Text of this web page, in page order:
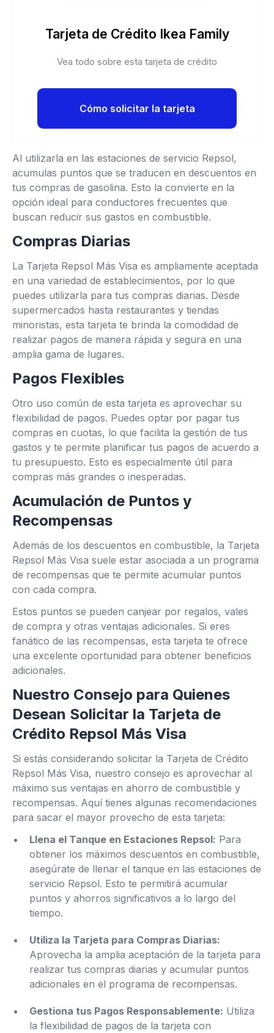
Tarjeta de Crédito Ikea Family
Vea todo sobre esta tarjeta de crédito
Cómo solicitar la tarjeta
Al utilizarla en las estaciones de servicio Repsol,
acumulas puntos que se traducen en descuentos en
tus compras de gasolina. Esto la convierte en la
opción ideal para conductores frecuentes que
buscan reducir sus gastos en combustible.
Compras Diarias
La Tarjeta Repsol Más Visa es ampliamente aceptada
en una variedad de establecimientos, por lo que
puedes utilizarla para tus compras diarias. Desde
supermercados hasta restaurantes y tiendas
minoristas, esta tarjeta te brinda la comodidad de
realizar pagos de manera rápida y segura en una
amplia gama de lugares.
Pagos Flexibles
Otro uso común de esta tarjeta es aprovechar su
flexibilidad de pagos. Puedes optar por pagar tus
compras en cuotas, lo que facilita la gestión de tus
gastos y te permite planificar tus pagos de acuerdo a
tu presupuesto. Esto es especialmente útil para
compras más grandes o inesperadas.
Acumulación de Puntos y
Recompensas
Además de los descuentos en combustible, la Tarjeta
Repsol Más Visa suele estar asociada a un programa
de recompensas que te permite acumular puntos
con cada compra.
Estos puntos se pueden canjear por regalos, vales
de compra y otras ventajas adicionales. Si eres
fanático de las recompensas, esta tarjeta te ofrece
una excelente oportunidad para obtener beneficios
adicionales.
Nuestro Consejo para Quienes
Desean Solicitar la Tarjeta de
Crédito Repsol Más Visa
Si estás considerando solicitar la Tarjeta de Crédito
Repsol Más Visa, nuestro consejo es aprovechar al
máximo sus ventajas en ahorro de combustible y
recompensas. Aquí tienes algunas recomendaciones
para sacar el mayor provecho de esta tarjeta:
Llena el Tanque en Estaciones Repsol: Para
obtener los máximos descuentos en combustible,
asegúrate de llenar el tanque en las estaciones de
servicio Repsol. Esto te permitirá acumular
puntos y ahorros significativos a lo largo del
tiempo.
Utiliza la Tarjeta para Compras Diarias:
Aprovecha la amplia aceptación de la tarjeta para
realizar tus compras diarias y acumular puntos
adicionales en el programa de recompensas.
Gestiona tus Pagos Responsablemente: Utiliza
la flexibilidad de pagos de la tarjeta con